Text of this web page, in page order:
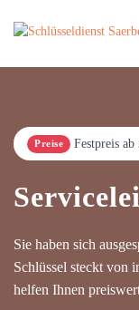
Preise Festpreis ab
Sie haben sich
Schlüssel steckt von
helfen Ihnen